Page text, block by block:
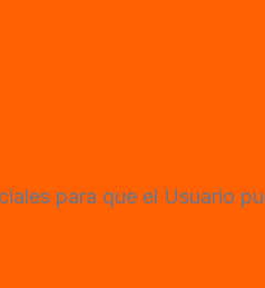
para que el Usuario